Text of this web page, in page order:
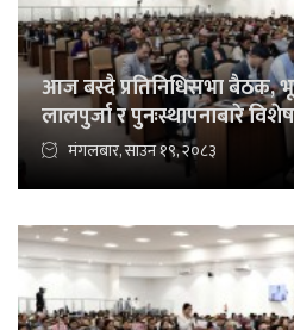
आज बस्दै प्रतिनिधिसभा बैठक,
लालपुर्जा र पुनःस्थापनाबारे
मंगलबार, साउन १९, २०८३